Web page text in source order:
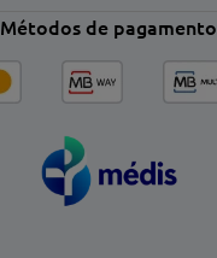
Métodos de pagamento